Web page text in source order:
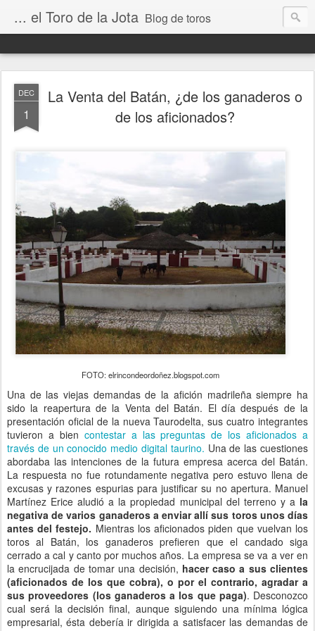
... el Toro de la Jota Blog de toros
DEC
1
La Venta del Batán, ¿de los ganaderos o
de los aficionados?
FOTO: elrincondeordoñez.blogspot.com
Una de las viejas demandas de la afición madrileña siempre ha
sido la reapertura de la Venta del Batán. El día después de la
presentación oficial de la nueva Taurodelta, sus cuatro integrantes
tuvieron a bien contestar a las preguntas de los aficionados a
través de un conocido medio digital taurino. Una de las cuestiones
abordaba las intenciones de la futura empresa acerca del Batán.
La respuesta no fue rotundamente negativa pero estuvo llena de
excusas y razones espurias para justificar su no apertura. Manuel
Martínez Erice aludió a la propiedad municipal del terreno y a la
negativa de varios ganaderos a enviar allí sus toros unos días
antes del festejo. Mientras los aficionados piden que vuelvan los
toros al Batán, los ganaderos prefieren que el candado siga
cerrado a cal y canto por muchos años. La empresa se va a ver en
la encrucijada de tomar una decisión, hacer caso a sus clientes
(aficionados de los que cobra), o por el contrario, agradar a
sus proveedores (los ganaderos a los que paga). Desconozco
cual será la decisión final, aunque siguiendo una mínima lógica
empresarial, ésta debería ir dirigida a satisfacer las demandas de